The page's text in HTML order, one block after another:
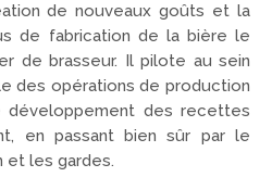
de nouveaux goûts et la
de fabrication de la bière le
de brasseur. Il pilote au sein
des opérations de production
des recettes
en passant bien sûr par le
et les gardes.